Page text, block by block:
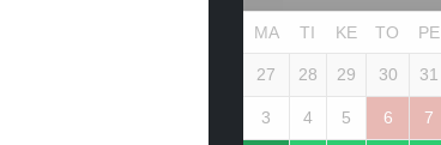
MA TI KE TO PE
27 28 29 30 31
3 4 5 6 7